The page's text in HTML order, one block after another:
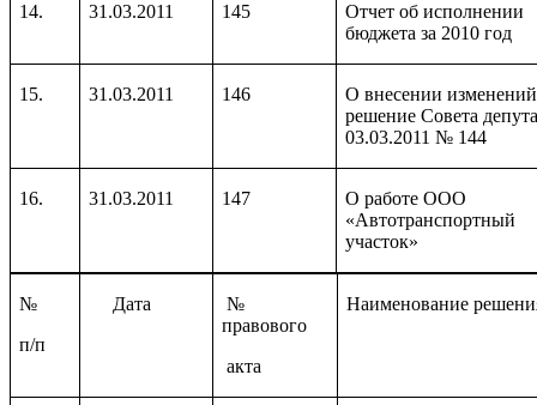
14. 31.03.2011 145
Отчет об исполнении
бюджета за 2010 год
15. 31.03.2011 146
О внесении
решение Совета
03.03.2011 № 144
16. 31.03.2011 147
О работе ООО
«Автотранспортный
участок»
№
п/п
Дата
№
правового
акта
Наименование